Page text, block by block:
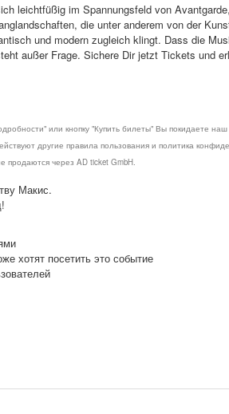
leichtfüßig im Spannungsfeld von
die unter anderem von der
und modern zugleich klingt. Dass die
außer Frage. Sichere Dir jetzt Tickets und
или кнопку "Купить билеты" Вы покидаете наш
другие правила пользования и политика
продаются через AD ticket GmbH.
Макис.
хотят посетить это событие